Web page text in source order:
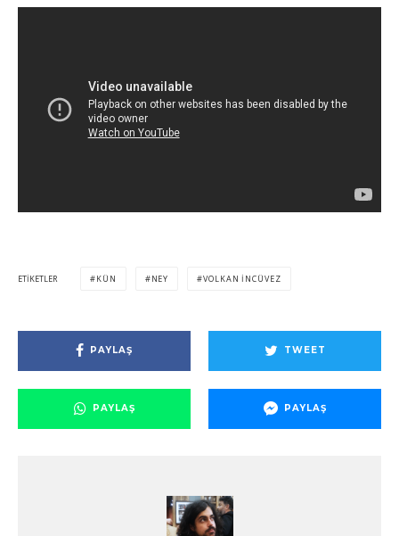
ETIKETLER KÜN NEY VOLKAN INCÜVEZ
PAYLAŞ TWEET
PAYLAŞ PAYLAŞ